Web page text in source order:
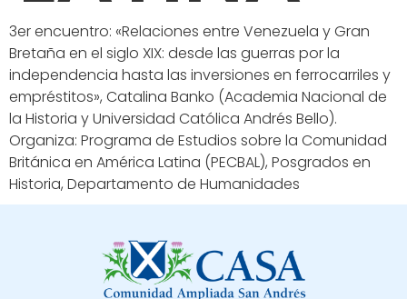
3er encuentro: «Relaciones entre Venezuela y Gran
Bretaña en el siglo XIX: desde las guerras por la
independencia hasta las inversiones en ferrocarriles y
empréstitos», Catalina Banko (Academia Nacional de
la Historia y Universidad Católica Andrés Bello).
Organiza: Programa de Estudios sobre la Comunidad
Británica en América Latina (PECBAL), Posgrados en
Historia, Departamento de Humanidades